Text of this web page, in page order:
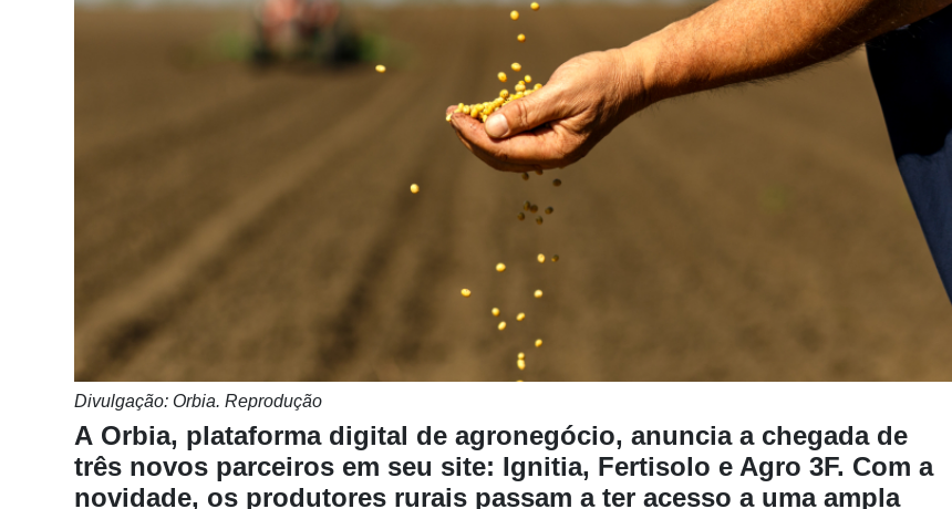
Agricultura
Divulgação: Orbia. Reprodução
A Orbia, plataforma digital de agronegócio, anuncia a chegada de
três novos parceiros em seu site: Ignitia, Fertisolo e Agro 3F. Com a
novidade, os produtores rurais passam a ter acesso a uma ampla